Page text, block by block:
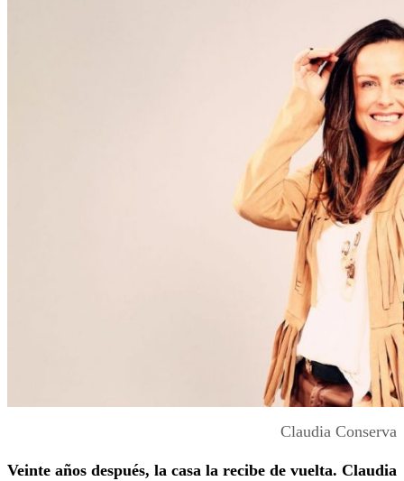
Claudia Conserva
Veinte años después, la casa la recibe de vuelta. Claudia